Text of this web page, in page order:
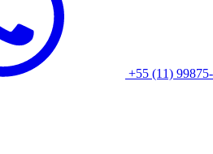
+55 (11) 99875-